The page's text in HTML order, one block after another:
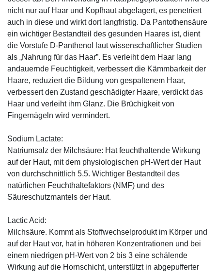
nicht nur auf Haar und Kopfhaut abgelagert, es penetriert
auch in diese und wirkt dort langfristig. Da Pantothensäure
ein wichtiger Bestandteil des gesunden Haares ist, dient
die Vorstufe D-Panthenol laut wissenschaftlicher Studien
als „Nahrung für das Haar”. Es verleiht dem Haar lang
andauernde Feuchtigkeit, verbessert die Kämmbarkeit der
Haare, reduziert die Bildung von gespaltenem Haar,
verbessert den Zustand geschädigter Haare, verdickt das
Haar und verleiht ihm Glanz. Die Brüchigkeit von
Fingernägeln wird vermindert.
Sodium Lactate:
Natriumsalz der Milchsäure: Hat feuchthaltende Wirkung
auf der Haut, mit dem physiologischen pH-Wert der Haut
von durchschnittlich 5,5. Wichtiger Bestandteil des
natürlichen Feuchthaltefaktors (NMF) und des
Säureschutzmantels der Haut.
Lactic Acid:
Milchsäure. Kommt als Stoffwechselprodukt im Körper und
auf der Haut vor, hat in höheren Konzentrationen und bei
einem niedrigen pH-Wert von 2 bis 3 eine schälende
Wirkung auf die Hornschicht, unterstützt in abgepufferter